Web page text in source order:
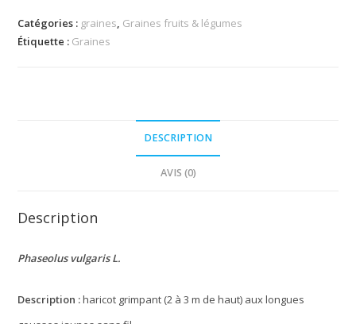
Catégories : graines, Graines fruits & légumes
Étiquette : Graines
DESCRIPTION
AVIS (0)
Description
PhaseolusvulgarisL.
Description :haricot grimpant (2 à 3 m de haut) aux longues